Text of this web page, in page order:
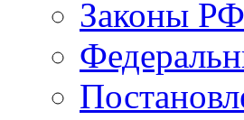
Законы РФ